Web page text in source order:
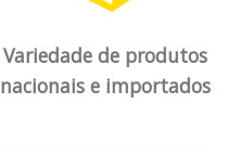
Variedade de produtos
nacionais e importados